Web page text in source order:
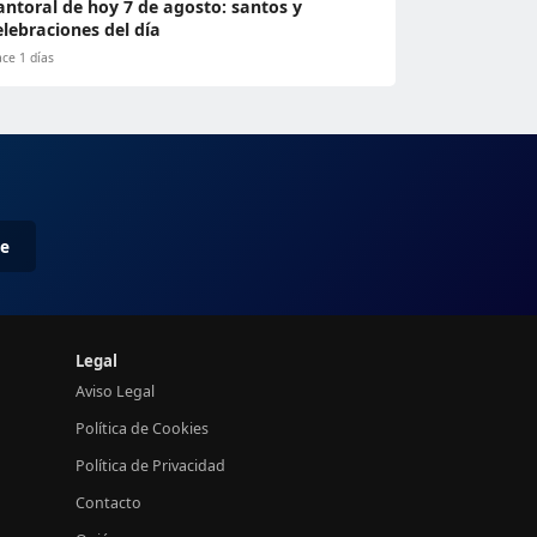
de hoy 7 de agosto: santos y
del día
1 días
Legal
Aviso Legal
Política de Cookies
Política de Privacidad
Contacto